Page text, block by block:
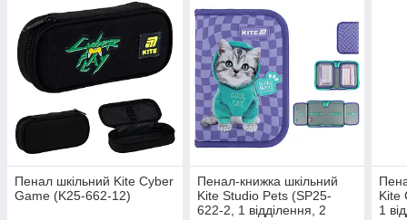
Пенал шкільний Kite Cyber
Game (K25-662-12)
Пенал-книжка шкільний
Kite Studio Pets (SP25-
622-2, 1 відділення, 2
Kite
1